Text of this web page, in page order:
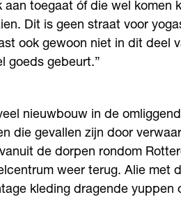
aan toegaat óf die wel komen
Dit is geen straat voor
ook gewoon niet in dit deel
goeds gebeurt.”
nieuwbouw in de
die gevallen zijn door
de dorpen rondom
weer terug. Alie met
kleding dragende